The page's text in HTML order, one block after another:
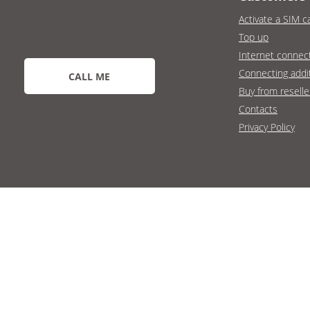
CALL ME
Activate a SIM
Top up
Internet
Connecting
Buy from
Contacts
Privacy Policy